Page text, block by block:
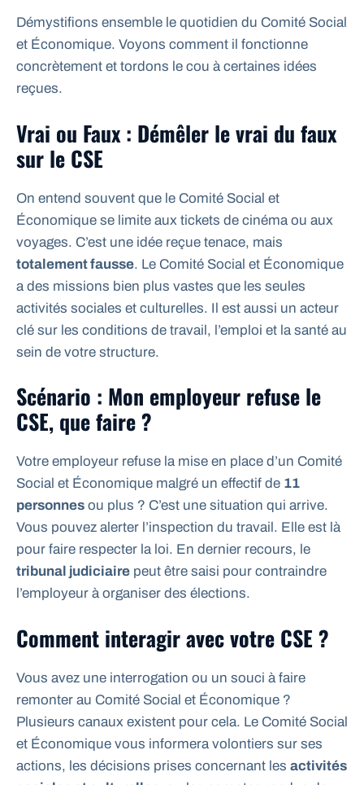
Démystifions ensemble le quotidien du Comité Social
et Économique. Voyons comment il fonctionne
concrètement et tordons le cou à certaines idées
reçues.
Vrai ou Faux : Démêler le vrai du faux
sur le CSE
On entend souvent que le Comité Social et
Économique se limite aux tickets de cinéma ou aux
voyages. C’est une idée reçue tenace, mais
totalement fausse. Le Comité Social et Économique
a des missions bien plus vastes que les seules
activités sociales et culturelles. Il est aussi un acteur
clé sur les conditions de travail, l’emploi et la santé au
sein de votre structure.
Scénario : Mon employeur refuse le
CSE, que faire ?
Votre employeur refuse la mise en place d’un Comité
Social et Économique malgré un effectif de 11
personnes ou plus ? C’est une situation qui arrive.
Vous pouvez alerter l’inspection du travail. Elle est là
pour faire respecter la loi. En dernier recours, le
tribunal judiciaire peut être saisi pour contraindre
l’employeur à organiser des élections.
Comment interagir avec votre CSE ?
Vous avez une interrogation ou un souci à faire
remonter au Comité Social et Économique ?
Plusieurs canaux existent pour cela. Le Comité Social
et Économique vous informera volontiers sur ses
actions, les décisions prises concernant les activités